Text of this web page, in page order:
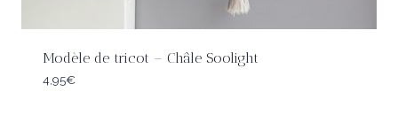
Modèle de tricot – Châle Soolight
4,95€